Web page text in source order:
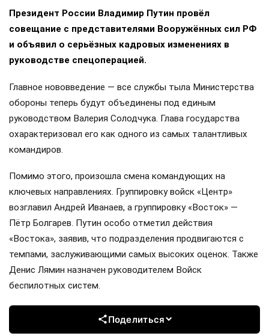
Президент России Владимир Путин провёл
совещание с представителями Вооружённых сил РФ
и объявил о серьёзных кадровых изменениях в
руководстве спецоперацией.
Главное нововведение — все службы тыла Министерства
обороны теперь будут объединены под единым
руководством Валерия Солодчука. Глава государства
охарактеризовал его как одного из самых талантливых
командиров.
Помимо этого, произошла смена командующих на
ключевых направлениях. Группировку войск «Центр»
возглавил Андрей Иванаев, а группировку «Восток» —
Пётр Болгарев. Путин особо отметил действия
«Востока», заявив, что подразделения продвигаются с
темпами, заслуживающими самых высоких оценок. Также
Денис Лямин назначен руководителем Войск
беспилотных систем.
Поделиться